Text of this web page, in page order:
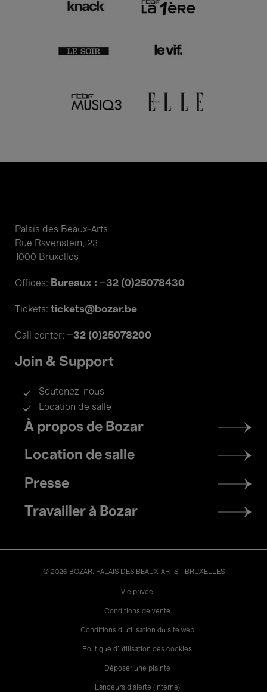
Palais des Beaux-Arts
Rue Ravenstein, 23
1000 Bruxelles
Offices: Bureaux : +32 (0)25078430
Tickets: tickets@bozar.be
Call center: +32 (0)25078200
Join & Support
Soutenez-nous
Location de salle
Footer
menu
À propos de Bozar
Location de salle
Presse
Travailler à Bozar
© 2026 BOZAR. PALAIS DES BEAUX-ARTS - BRUXELLES
Vie privée
Conditions de vente
Conditions d'utilisation du site web
Politique d'utilisation des cookies
Déposer une plainte
Lanceurs d’alerte (interne)